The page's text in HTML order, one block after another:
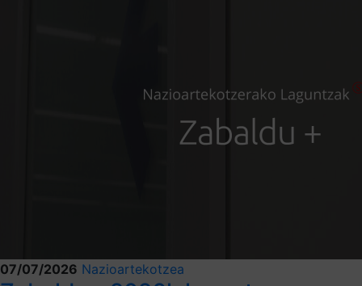
07/07/2026 Nazioartekotzea